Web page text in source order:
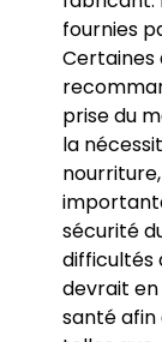
fournies
Certaines
prise du
la
sécurité
difficultés
devrait
santé afin